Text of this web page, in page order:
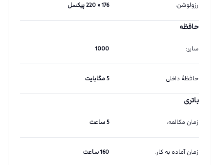
رزولوشن: 176 × 220 پیکسل
حافظه
سایر:
1000
حافظهٔ داخلی: 5 مگابایت
باتری
زمان مکالمه: 5 ساعت
زمان آماده به کار: 160 ساعت